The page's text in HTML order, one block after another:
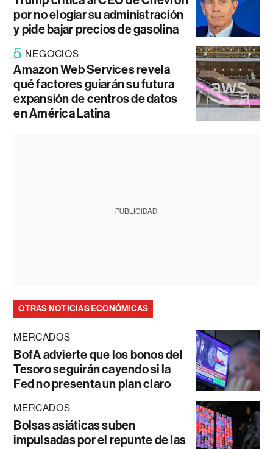
por no elogiar su administración
y pide bajar precios de gasolina
5 NEGOCIOS
Amazon Web Services revela
qué factores guiarán su futura
expansión de centros de datos
en América Latina
PUBLICIDAD
OTRAS NOTICIAS ECONÓMICAS
MERCADOS
BofA advierte que los bonos del
Tesoro seguirán cayendo si la
Fed no presenta un plan claro
MERCADOS
Bolsas asiáticas suben
impulsadas por el repunte de las